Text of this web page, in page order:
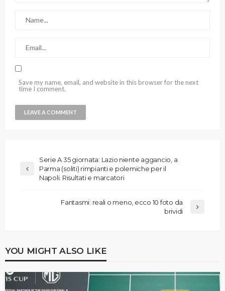
Save my name, email, and website in this browser for the next
time I comment.
Serie A 35 giornata: Lazio niente aggancio, a
Parma (soliti) rimpianti e polemiche per il
Napoli. Risultati e marcatori
Fantasmi: reali o meno, ecco 10 foto da
brividi
YOU MIGHT ALSO LIKE